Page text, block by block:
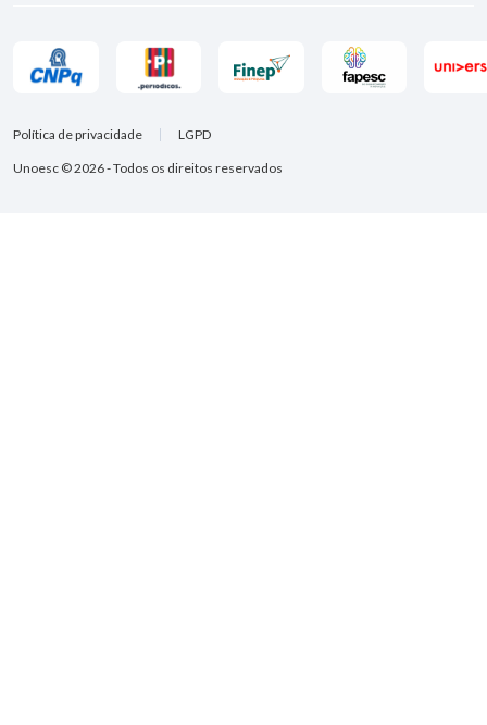
Unoesc © 2026 - Todos os direitos reservados
Política de privacidade LGPD